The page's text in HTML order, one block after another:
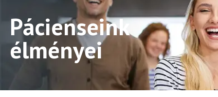
Pácienseink
élményei